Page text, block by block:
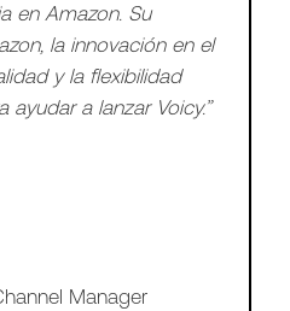
en Amazon. Su
la innovación en el
y la flexibilidad
ayudar a lanzar Voicy.”
Manager